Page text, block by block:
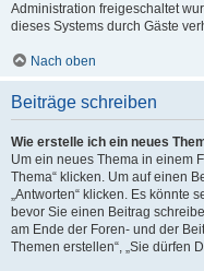
Administration freigeschaltet
dieses Systems durch Gäste
Nach oben
Beiträge schreiben
Wie erstelle ich ein neues
Um ein neues Thema in einem
Thema“ klicken. Um auf einen
„Antworten“ klicken. Es könnte
bevor Sie einen Beitrag
am Ende der Foren- und der
Themen erstellen“, „Sie dürfen